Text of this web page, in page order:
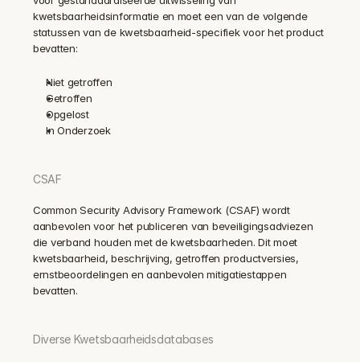
kwetsbaarheidsinformatie en moet een van de volgende
statussen van de kwetsbaarheid-specifiek voor het product
bevatten:
Niet getroffen
Getroffen
Opgelost
In Onderzoek
CSAF
Common Security Advisory Framework (CSAF) wordt
aanbevolen voor het publiceren van beveiligingsadviezen
die verband houden met de kwetsbaarheden. Dit moet
kwetsbaarheid, beschrijving, getroffen productversies,
ernstbeoordelingen en aanbevolen mitigatiestappen
bevatten.
Diverse Kwetsbaarheidsdatabases